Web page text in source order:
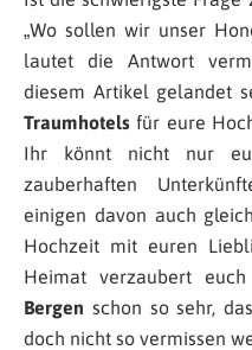
„Wo sollen wir unser
lautet die Antwort
diesem Artikel gelandet
Traumhotels für eure
Ihr könnt nicht nur
zauberhaften
einigen davon auch
Hochzeit mit euren
Heimat verzaubert
Bergen schon so sehr,
doch nicht so vermissen